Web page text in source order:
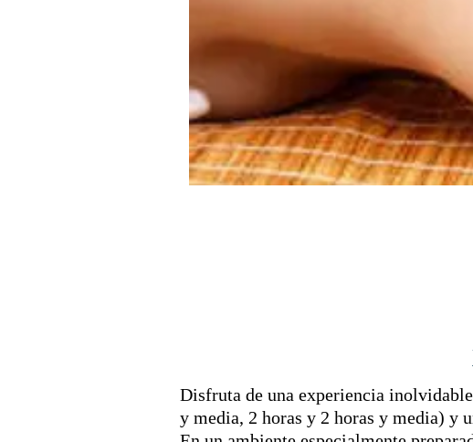
Disfruta de una experiencia
y media, 2 horas y 2 horas y media) y